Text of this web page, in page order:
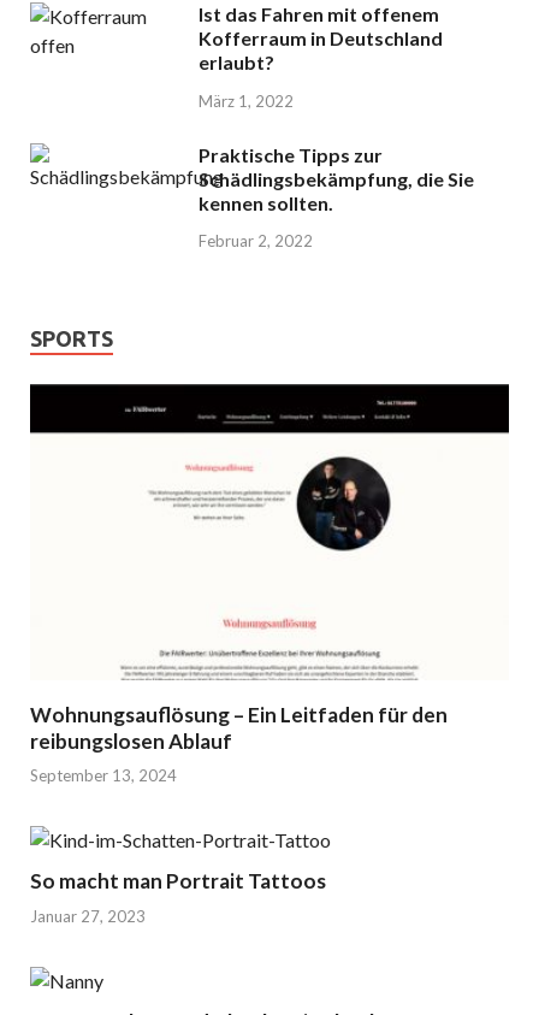
Ist das Fahren mit offenem
Kofferraum in Deutschland
erlaubt?
März 1, 2022
Praktische Tipps zur
Schädlingsbekämpfung, die Sie
kennen sollten.
Februar 2, 2022
SPORTS
Wohnungsauflösung – Ein Leitfaden für den
reibungslosen Ablauf
September 13, 2024
So macht man Portrait Tattoos
Januar 27, 2023